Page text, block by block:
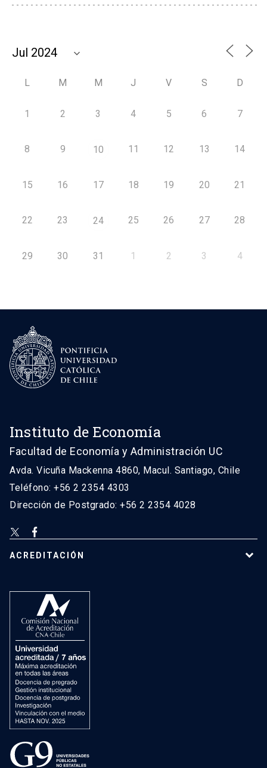
L M M J V S D
1 2 3 4 5 6 7
8 9 10 11 12 13 14
15 16 17 18 19 20 21
22 23 24 25 26 27 28
29 30 31 1 2 3 4
Instituto de Economía
Facultad de Economía y Administración UC
Avda. Vicuña Mackenna 4860, Macul. Santiago, Chile
Teléfono: +56 2 2354 4303
Dirección de Postgrado: +56 2 2354 4028
ACREDITACIÓN